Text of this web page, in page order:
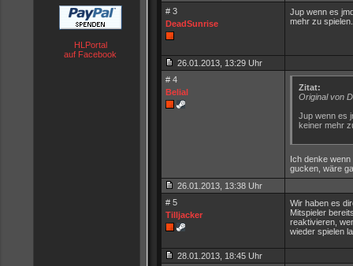
HLPortal
auf Facebook
# 3
DeadSunrise
Jup wenn es
mehr zu
26.01.2013, 13:29 Uhr
# 4
Belial
Zitat:
Original von
Jup wenn es
keiner mehr
Ich denke wenn
gucken, wäre
26.01.2013, 13:38 Uhr
# 5
Tilljacker
Wir haben es
Mitspieler
reaktivieren,
wieder spielen
28.01.2013, 18:45 Uhr